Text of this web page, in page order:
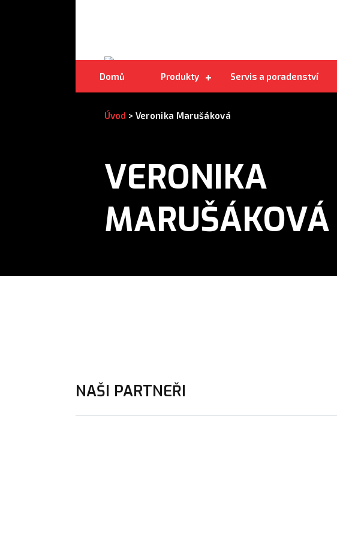
Domů Produkty Servis a poradenství
Úvod > Veronika Marušáková
VERONIKA
MARUŠÁKOVÁ
NAŠI PARTNEŘI